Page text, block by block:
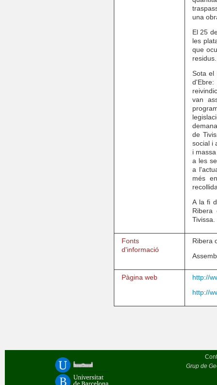
una
El 25
les
que
residus.
Sota el
van
de
social i
i
a les
a
més
A la fi
Ribera
Tivissa.
Fonts
d'informació
Ribera
Pàgina web
http://
http://
Grup de